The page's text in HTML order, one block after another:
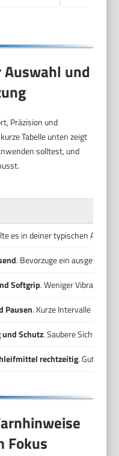
Auswahl und
Präzision und
Tabelle unten zeigt
solltest, und
es in deiner typischen
. Bevorzuge ein
Softgrip. Weniger Vibration
Pausen. Kurze Intervalle
Schutz. Saubere Sicht und
rechtzeitig. Gut
Fokus